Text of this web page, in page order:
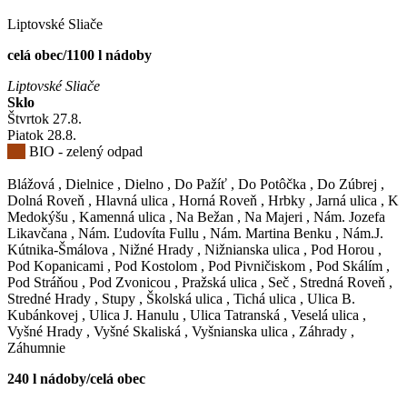
Liptovské Sliače
celá obec/1100 l nádoby
Liptovské Sliače
Sklo
Štvrtok 27.8.
Piatok 28.8.
BIO - zelený odpad
Blážová , Dielnice , Dielno , Do Pažíť , Do Potôčka , Do Zúbrej ,
Dolná Roveň , Hlavná ulica , Horná Roveň , Hrbky , Jarná ulica , K
Medokýšu , Kamenná ulica , Na Bežan , Na Majeri , Nám. Jozefa
Likavčana , Nám. Ľudovíta Fullu , Nám. Martina Benku , Nám.J.
Kútnika-Šmálova , Nižné Hrady , Nižnianska ulica , Pod Horou ,
Pod Kopanicami , Pod Kostolom , Pod Pivničiskom , Pod Skálím ,
Pod Stráňou , Pod Zvonicou , Pražská ulica , Seč , Stredná Roveň ,
Stredné Hrady , Stupy , Školská ulica , Tichá ulica , Ulica B.
Kubánkovej , Ulica J. Hanulu , Ulica Tatranská , Veselá ulica ,
Vyšné Hrady , Vyšné Skaliská , Vyšnianska ulica , Záhrady ,
Záhumnie
240 l nádoby/celá obec